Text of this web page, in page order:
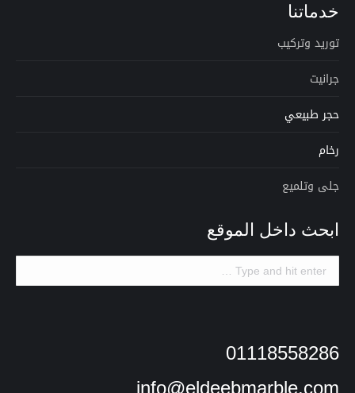
خدماتنا
توريد وتركيب
جرانيت
حجر طبيعي
رخام
جلى وتلميع
ابحث داخل الموقع
01118558286